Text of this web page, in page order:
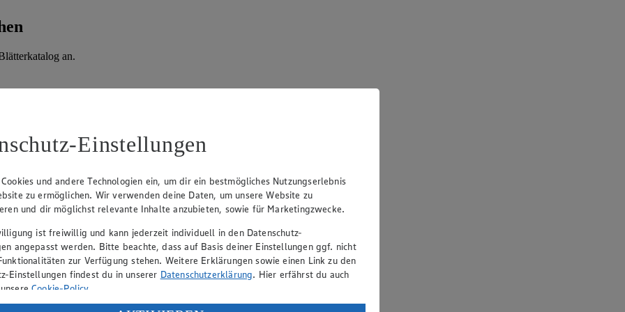
an.
an.
Einstellungen
und andere Technologien ein, um dir ein bestmögliches Nutzungserlebnis
zu ermöglichen. Wir verwenden deine Daten, um unsere Website zu
und dir möglichst relevante Inhalte anzubieten, sowie für Marketingzwecke.
ist freiwillig und kann jederzeit individuell in den Datenschutz-
angepasst werden. Bitte beachte, dass auf Basis deiner Einstellungen ggf. nicht
zur Verfügung stehen. Weitere Erklärungen sowie einen Link zu den
Einstellungen findest du in unserer Datenschutzerklärung. Hier erfährst du auch
Cookie-Policy.